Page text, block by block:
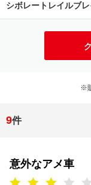
シボレートレイルブ
※
9件
意外なアメ車